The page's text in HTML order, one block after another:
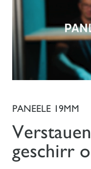
PANEELE 19MM
geschirr